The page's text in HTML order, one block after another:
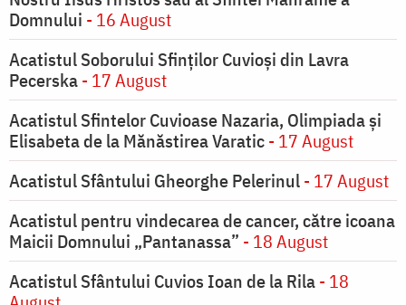
Domnului - 16 August
Acatistul Soborului Sfinților Cuvioși din Lavra
Pecerska- 17 August
Acatistul Sfintelor Cuvioase Nazaria, Olimpiada și
Elisabeta de la Mănăstirea Varatic- 17 August
Acatistul Sfântului Gheorghe Pelerinul- 17 August
Acatistul pentru vindecarea de cancer, către icoana
Maicii Domnului „Pantanassa” - 18 August
Acatistul Sfântului Cuvios Ioan de la Rila- 18